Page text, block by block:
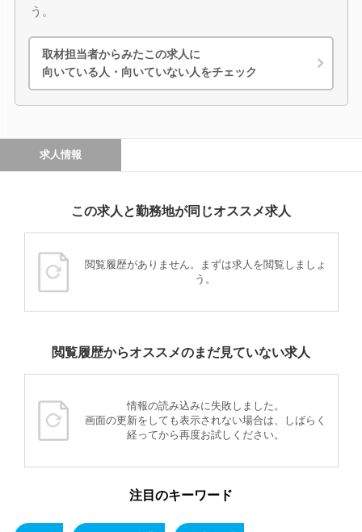
う。
取材担当者からみたこの求人に
向いている人・向いていない人をチェック
求人情報
この求人と勤務地が同じオススメ求人
閲覧履歴がありません。まずは求人を閲覧しましょ
う。
閲覧履歴からオススメのまだ見ていない求人
情報の読み込みに失敗しました。
画面の更新をしても表示されない場合は、しばらく
経ってから再度お試しください。
注目のキーワード